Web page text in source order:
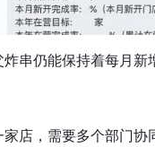
串仍能保持着每月新
店，需要多个部门